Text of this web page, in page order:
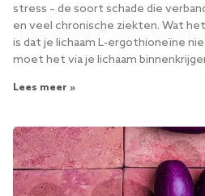
stress – de soort schade die
en veel chronische ziekten. Wat
is dat je lichaam L-ergothioneïne
moet het via je lichaam
Lees meer »